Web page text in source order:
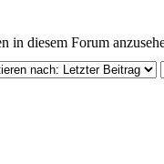
in diesem Forum